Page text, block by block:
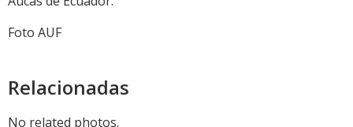
Foto AUF
Relacionadas
No related photos.